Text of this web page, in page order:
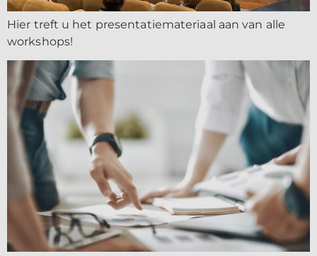
Hier treft u het presentatiemateriaal aan van alle
workshops!